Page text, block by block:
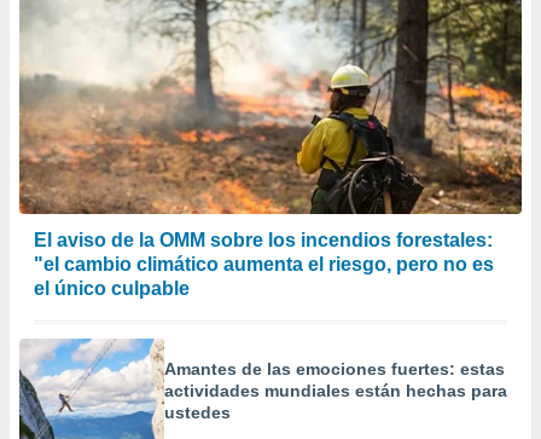
El aviso de la OMM sobre los incendios forestales:
"el cambio climático aumenta el riesgo, pero no es
el único culpable
Amantes de las emociones fuertes: estas
actividades mundiales están hechas para
ustedes